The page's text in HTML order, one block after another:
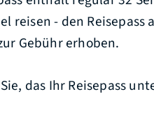
reisen - den
Gebühr erhoben.
das Ihr Reisepass